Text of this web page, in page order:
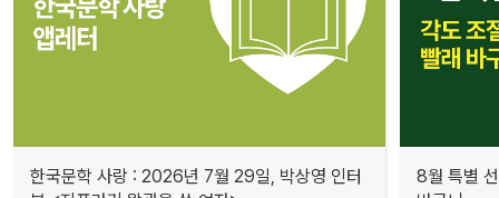
한국문학 사랑 : 2026년 7월 29일, 박상영 인터
8월 특별